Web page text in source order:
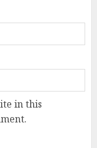
in this